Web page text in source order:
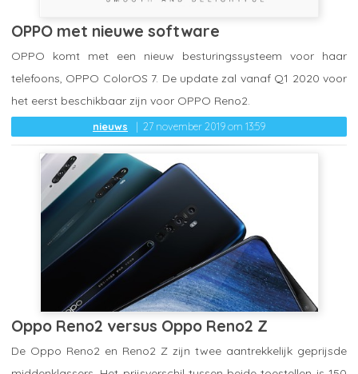
OPPO met nieuwe software
nieuws 27 november 2019 om 13:59
OPPO komt met een nieuw besturingssysteem voor haar
telefoons, OPPO ColorOS 7. De update zal vanaf Q1 2020 voor
het eerst beschikbaar zijn voor OPPO Reno2.
Oppo Reno2 versus Oppo Reno2 Z
De Oppo Reno2 en Reno2 Z zijn twee aantrekkelijk geprijsde